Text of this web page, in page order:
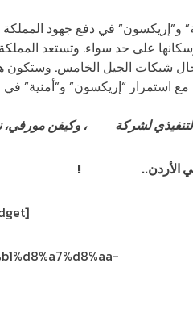
و”إريكسون” في دفع جهود
على حد سواء. وتستعد
شبكات الجيل الخامس. وستكون
استمرار “إريكسون” و”أمنية” في
لشركة أمنية، وكيفن مورفي،
!